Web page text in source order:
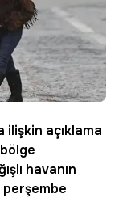
açıklama
havanın
perşembe